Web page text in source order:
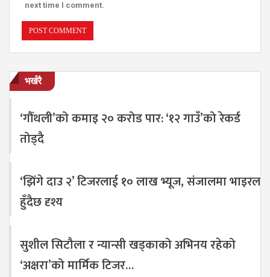
next time I comment.
भर्खरै
‘गौँथली’को कमाइ २० करोड पार: ‘१२ गाउँ’को रेकर्ड
तोड्दै
‘झिंगे दाउ २’ टिजरलाई १० लाख भ्यूज, संजालमा भाइरल
हुँदैछ दृश्य
सुशील सिटौला र न्यान्सी खड्काको अभिनय रहेको
‘अक्षरा’को मार्मिक टिजर…